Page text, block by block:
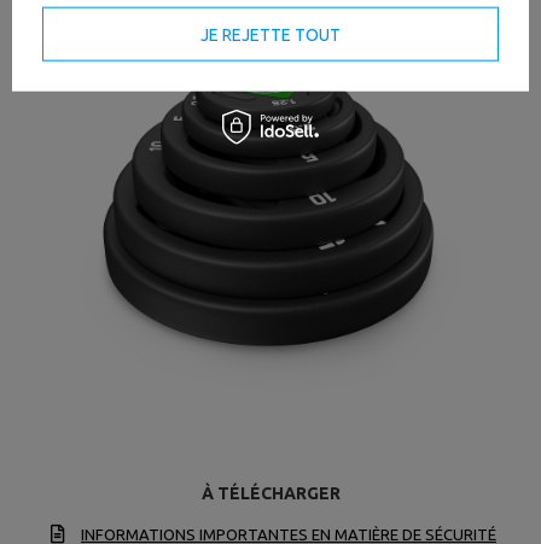
À TÉLÉCHARGER
INFORMATIONS IMPORTANTES EN MATIÈRE DE SÉCURITÉ
JE REJETTE TOUT